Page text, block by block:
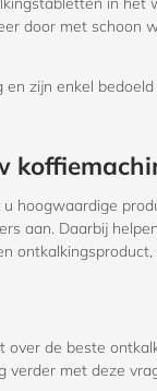
door met schoon
zijn enkel
hoogwaardige
aan. Daarbij
de beste
verder met deze